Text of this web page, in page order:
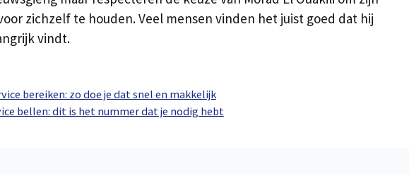
zichzelf te houden. Veel mensen vinden het juist goed dat hij
vindt.
bereiken: zo doe je dat snel en makkelijk
bellen: dit is het nummer dat je nodig hebt